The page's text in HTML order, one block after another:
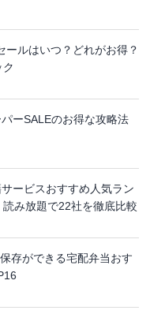
ールはいつ？どれがお得？
ーSALEのお得な攻略法
ービスおすすめ人気ラン
み放題で22社を徹底比較
存ができる宅配弁当おす